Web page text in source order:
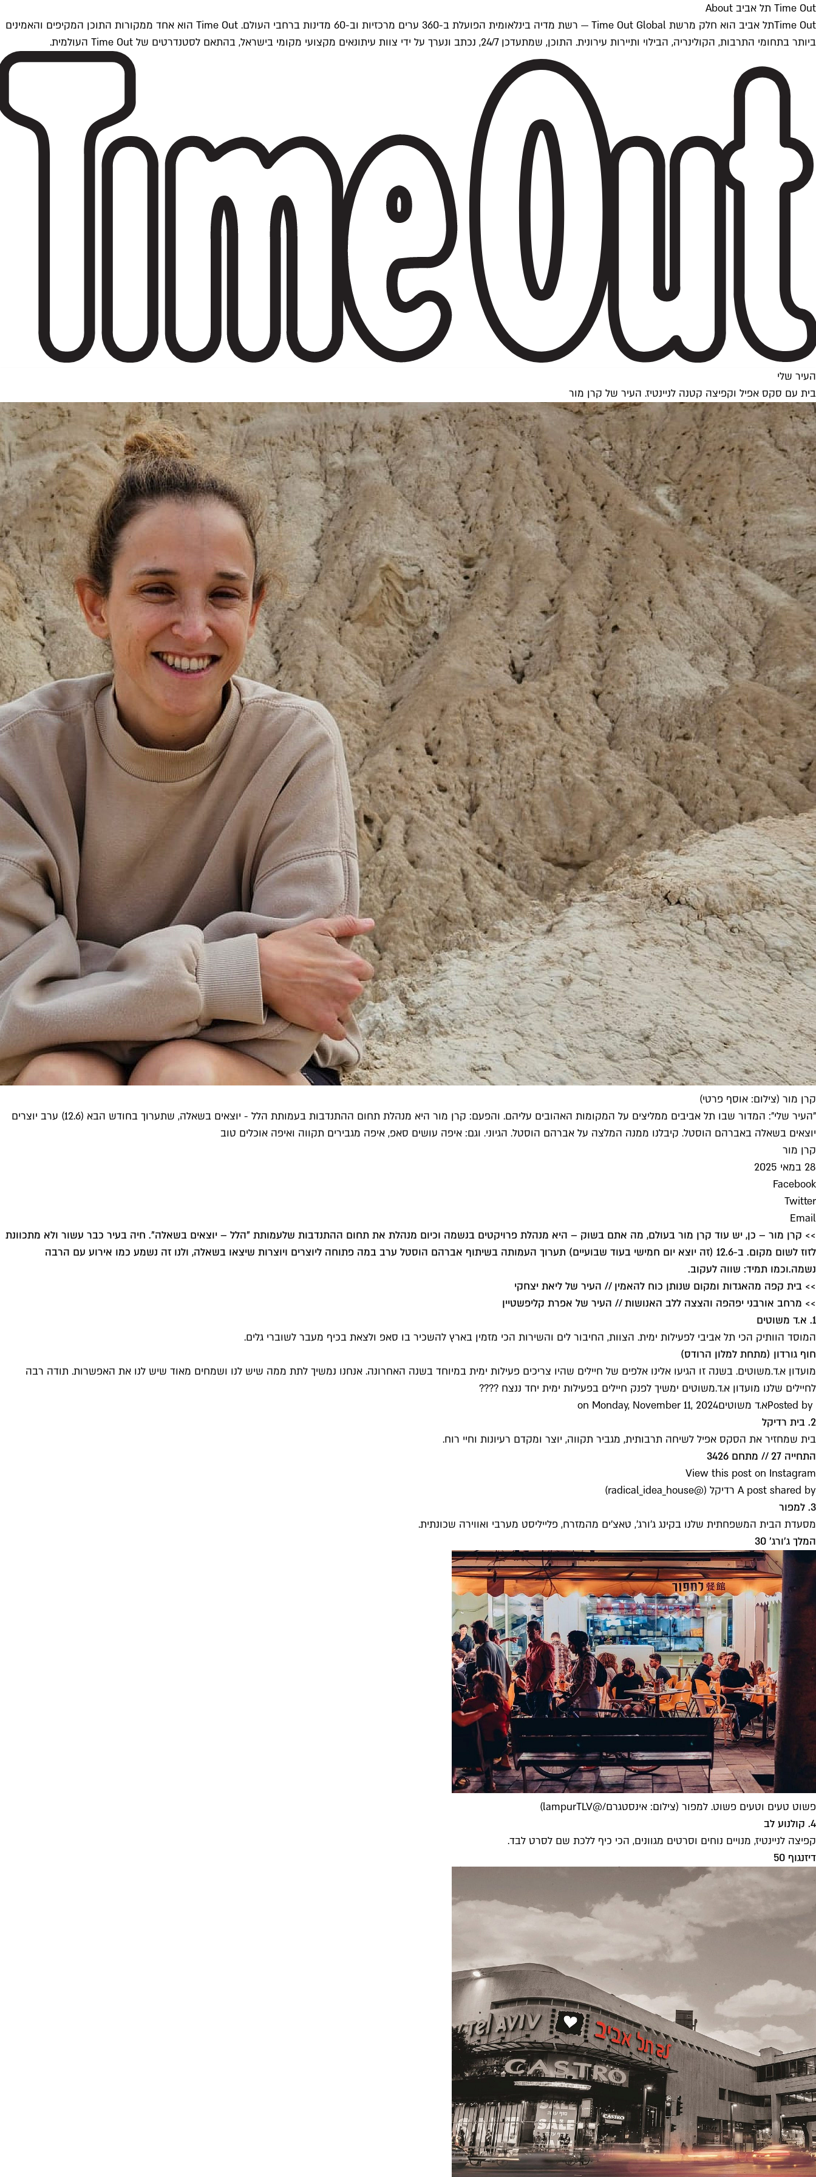
Time Out תל אביב About
Time Outתל אביב הוא חלק מרשת Time Out Global — רשת מדיה בינלאומית הפועלת ב-360 ערים מרכזיות וב-60 מדינות ברחבי העולם. Time Out הוא אחד ממקורות התוכן המקיפים והאמינים
ביותר בתחומי התרבות, הקולינריה, הבילוי ותיירות עירונית. התוכן, שמתעדכן 24/7, נכתב ונערך על ידי צוות עיתונאים מקצועי מקומי בישראל, בהתאם לסטנדרטים של Time Out העולמית.
העיר שלי
בית עם סקס אפיל וקפיצה קטנה לניינטיז. העיר של קרן מור
קרן מור (צילום: אוסף פרטי)
"העיר שלי": המדור שבו תל אביבים ממליצים על המקומות האהובים עליהם. והפעם: קרן מור היא מנהלת תחום ההתנדבות בעמותת הלל - יוצאים בשאלה, שתערוך בחודש הבא (12.6) ערב יוצרים
יוצאים בשאלה באברהם הוסטל. קיבלנו ממנה המלצה על אברהם הוסטל. הגיוני. וגם: איפה עושים סאפ, איפה מגבירים תקווה ואיפה אוכלים טוב
קרן מור
28 במאי 2025
Facebook
Twitter
Email
>> קרן מור – כן, יש עוד קרן מור בעולם, מה אתם בשוק – היא מנהלת פרויקטים בנשמה וכיום מנהלת את תחום ההתנדבות שלעמותת "הלל – יוצאים בשאלה". חיה בעיר כבר עשור ולא מתכוונת
לזוז לשום מקום. ב-12.6 (זה יוצא יום חמישי בעוד שבועיים) תערוך העמותה בשיתוף אברהם הוסטל ערב במה פתוחה ליוצרים ויוצרות שיצאו בשאלה, ולנו זה נשמע כמו אירוע עם הרבה
נשמה.וכמו תמיד: שווה לעקוב.
>> בית קפה מהאגדות ומקום שנותן כוח להאמין // העיר של ליאת יצחקי
>> מרחב אורבני יפהפה והצצה ללב האנושות // העיר של אפרת קליפשטיין
1. א.ד משוטים
המוסד הוותיק הכי תל אביבי לפעילות ימית. הצוות, החיבור לים והשירות הכי מזמין בארץ להשכיר בו סאפ ולצאת בכיף מעבר לשוברי גלים.
חוף גורדון (מתחת למלון הרודס)
מועדון א.ד.משוטים. בשנה זו הגיעו אלינו אלפים של חיילים שהיו צריכים פעילות ימית במיוחד בשנה האחרונה. אנחנו נמשיך לתת ממה שיש לנו ושמחים מאוד שיש לנו את האפשרות. תודה רבה
לחיילים שלנו מועדון א.ד.משוטים ימשיך לפנק חיילים בפעילות ימית יחד ננצח ????
Posted by ‎א.ד משוטים‎ on Monday, November 11, 2024
2. בית רדיקל
בית שמחזיר את הסקס אפיל לשיחה תרבותית, מגביר תקווה, יוצר ומקדם רעיונות וחיי רוח.
התחייה 27 // מתחם 3426
View this post on Instagram
A post shared by רדיקל (@radical_idea_house)
3. למפור
מסעדת הבית המשפחתית שלנו בקינג ג'ורג', טאצ'ים מהמזרח, פלייליסט מערבי ואווירה שכונתית.
המלך ג'ורג' 30
פשוט טעים וטעים פשוט. למפור (צילום: אינסטגרם/@lampurTLV)
4. קולנוע לב
קפיצה לניינטיז, מנויים נוחים וסרטים מגוונים, הכי כיף ללכת שם לסרט לבד.
דיזנגוף 50